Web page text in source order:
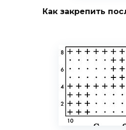
Как закрепить